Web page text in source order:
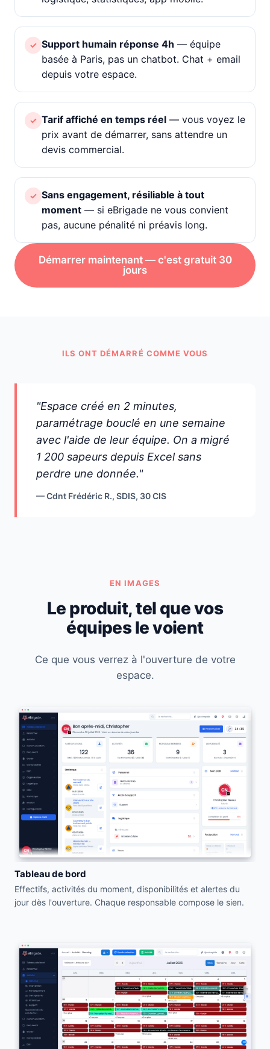
✓ Support humain réponse 4h — équipe
basée à Paris, pas un chatbot. Chat + email
depuis votre espace.
✓ Tarif affiché en temps réel — vous voyez le
prix avant de démarrer, sans attendre un
devis commercial.
✓ Sans engagement, résiliable à tout
moment — si eBrigade ne vous convient
pas, aucune pénalité ni préavis long.
Démarrer maintenant — c'est gratuit 30
jours
ILS ONT DÉMARRÉ COMME VOUS
"Espace créé en 2 minutes,
paramétrage bouclé en une semaine
avec l'aide de leur équipe. On a migré
1 200 sapeurs depuis Excel sans
perdre une donnée."
— Cdnt Frédéric R., SDIS, 30 CIS
EN IMAGES
Le produit, tel que vos
équipes le voient
Ce que vous verrez à l'ouverture de votre
espace.
Tableau de bord
Effectifs, activités du moment, disponibilités et alertes du
jour dès l'ouverture. Chaque responsable compose le sien.